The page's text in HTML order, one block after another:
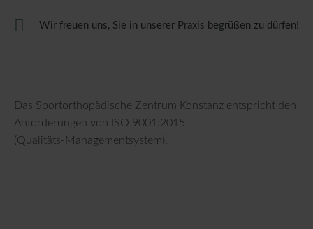
Wir freuen uns, Sie in unserer Praxis begrüßen zu dürfen!
Das Sportorthopädische Zentrum Konstanz entspricht den
Anforderungen von ISO 9001:2015
(Qualitäts-Managementsystem).